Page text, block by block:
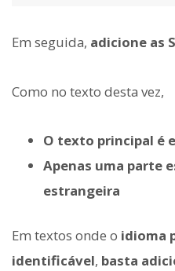
Em seguida, adicione as
Como no texto desta vez,
O texto principal é
Apenas uma parte
estrangeira
Em textos onde o idioma
identificável, basta